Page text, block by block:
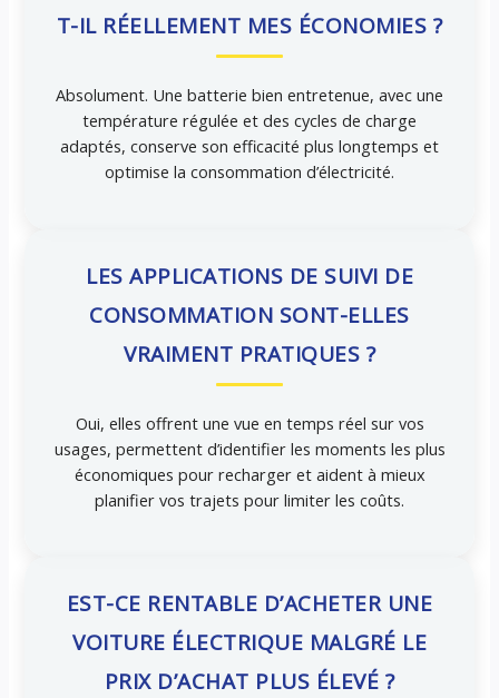
T-IL RÉELLEMENT MES ÉCONOMIES ?
Absolument. Une batterie bien entretenue, avec une
température régulée et des cycles de charge
adaptés, conserve son efficacité plus longtemps et
optimise la consommation d’électricité.
LES APPLICATIONS DE SUIVI DE
CONSOMMATION SONT-ELLES
VRAIMENT PRATIQUES ?
Oui, elles offrent une vue en temps réel sur vos
usages, permettent d’identifier les moments les plus
économiques pour recharger et aident à mieux
planifier vos trajets pour limiter les coûts.
EST-CE RENTABLE D’ACHETER UNE
VOITURE ÉLECTRIQUE MALGRÉ LE
PRIX D’ACHAT PLUS ÉLEVÉ ?